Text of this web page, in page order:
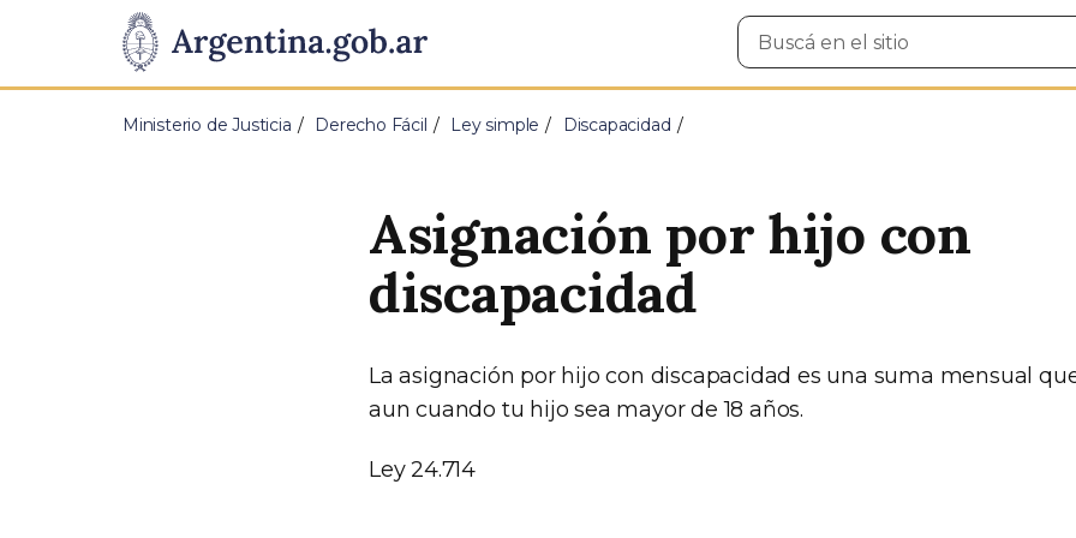
Presidencia
de
Pasar al contenido principal
Buscar
en
Ministerio de Justicia Derecho Fácil Ley simple Discapacidad
Asignación por hijo con
discapacidad
La asignación por hijo con discapacidad es una suma mensual
aun cuando tu hijo sea mayor de 18 años.
Ley 24.714